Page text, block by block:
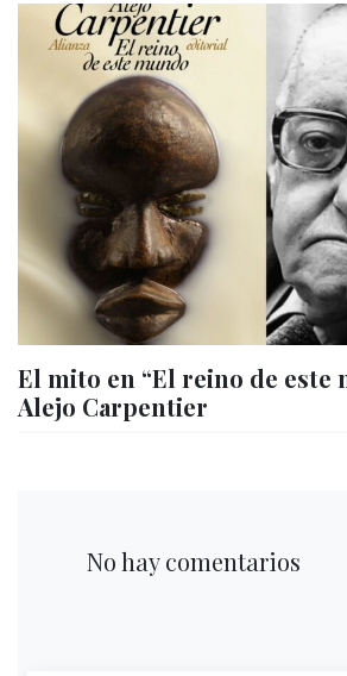
El mito en “El reino de este
Alejo Carpentier
No hay comentarios